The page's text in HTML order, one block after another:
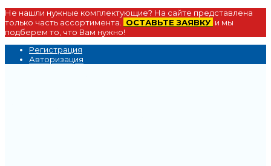
Не нашли нужные комплектующие? На сайте представлена
только часть ассортимента.
ОСТАВЬТЕ ЗАЯВКУ и мы
подберем то, что Вам нужно!
Регистрация
Авторизация